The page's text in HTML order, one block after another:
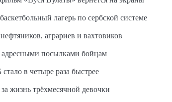
лагерь по сербской системе
аграриев и вахтовиков
посылками бойцам
в четыре раза быстрее
жизнь трёхмесячной девочки